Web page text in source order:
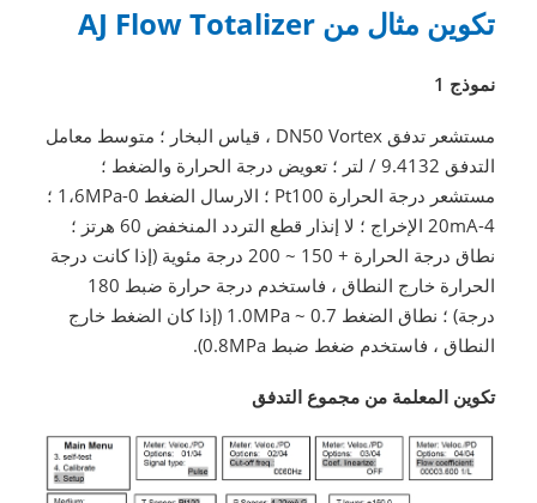
تكوين مثال من AJ Flow Totalizer
نموذج 1
مستشعر تدفق DN50 Vortex ، قياس البخار ؛ متوسط معامل
التدفق 9.4132 / لتر ؛ تعويض درجة الحرارة والضغط ؛
مستشعر درجة الحرارة Pt100 ؛ الارسال الضغط 0-1،6MPa ؛
4-20mA الإخراج ؛ لا إنذار قطع التردد المنخفض 60 هرتز ؛
نطاق درجة الحرارة + 150 ~ 200 درجة مئوية (إذا كانت درجة
الحرارة خارج النطاق ، فاستخدم درجة حرارة ضبط 180
درجة) ؛ نطاق الضغط 0.7 ~ 1.0MPa (إذا كان الضغط خارج
النطاق ، فاستخدم ضغط ضبط 0.8MPa).
تكوين المعلمة من مجموع التدفق